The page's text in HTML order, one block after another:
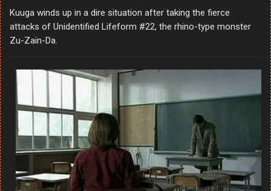
Kuuga winds up in a dire situation after taking the fierce
attacks of Unidentified Lifeform #22, the rhino-type monster
Zu-Zain-Da.